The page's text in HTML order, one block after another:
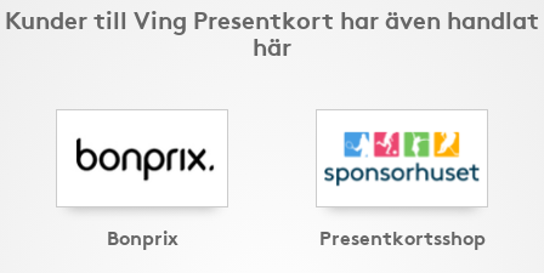
Kunder till Ving Presentkort har även handlat
här
Bonprix Presentkortsshop